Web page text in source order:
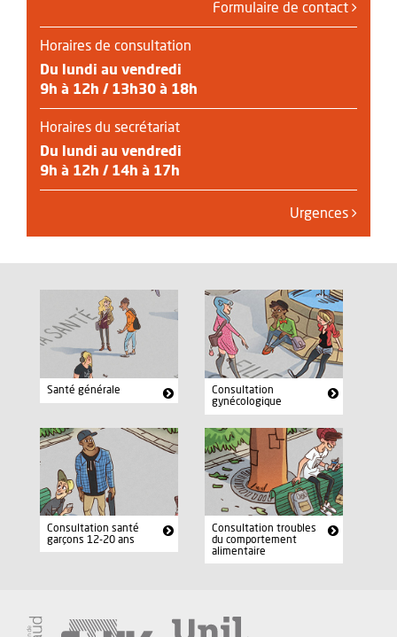
Formulaire de contact
Horaires de consultation
Du lundi au vendredi
9h à 12h / 13h30 à 18h
Horaires du secrétariat
Du lundi au vendredi
9h à 12h / 14h à 17h
Urgences
Santé générale
Consultation
gynécologique
Consultation santé
garçons 12-20 ans
Consultation troubles
du comportement
alimentaire